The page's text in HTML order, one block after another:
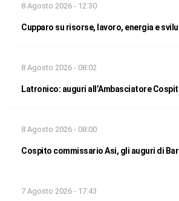
8 Agosto 2026 - 12:30
Cupparo su risorse, lavoro, energia e
8 Agosto 2026 - 08:02
Latronico: auguri all’Ambasciatore
8 Agosto 2026 - 08:00
Cospito commissario Asi, gli auguri di
7 Agosto 2026 - 17:43